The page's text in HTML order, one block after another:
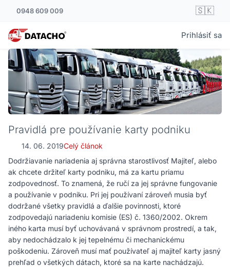
0948 609 009 🇸🇰
Prihlásiť sa
Pravidlá pre používanie karty podniku
14. 06. 2019Celý článok
Dodržiavanie nariadenia aj správna starostlivosť Majiteľ, alebo
ak chcete držiteľ karty podniku, má za kartu priamu
zodpovednosť. To znamená, že ručí za jej správne fungovanie
a používanie v podniku. Pri jej používaní zároveň musia byť
dodržané všetky pravidlá a ďalšie povinnosti, ktoré
zodpovedajú nariadeniu komisie (ES) č. 1360/2002. Okrem
iného karta musí byť uchovávaná v správnom prostredí, a tak,
aby nedochádzalo k jej tepelnému či mechanickému
poškodeniu. Zároveň musí mať používateľ aj majiteľ karty jasný
prehľad o všetkých dátach, ktoré sa na karte nachádzajú.